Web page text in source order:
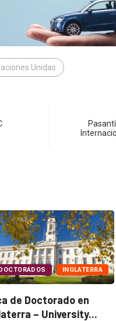
Unidas
INGLATERRA
en
CURSOS
–
mayo